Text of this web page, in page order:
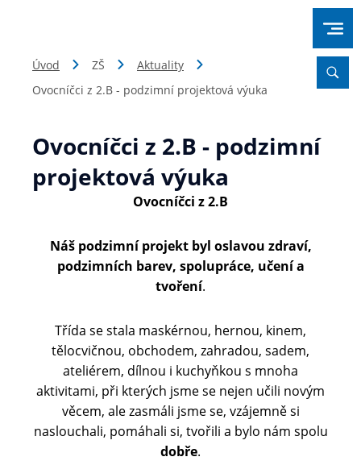
Úvod ZŠ
Aktuality
Ovocníčci z 2.B - podzimní projektová výuka
Ovocníčci z 2.B - podzimní
projektová výuka
Ovocníčci z 2.B
Náš podzimní projekt byl oslavou zdraví,
podzimních barev, spolupráce, učení a
tvoření.
Třída se stala maskérnou, hernou, kinem,
tělocvičnou, obchodem, zahradou, sadem,
ateliérem, dílnou i kuchyňkou s mnoha
aktivitami, při kterých jsme se nejen učili novým
věcem, ale zasmáli jsme se, vzájemně si
naslouchali, pomáhali si, tvořili a bylo nám spolu
dobře.